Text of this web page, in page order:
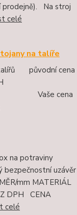
prodejně). Na stroj
celé
na talíře
původní cena
cena
na potraviny
bezpečnostní uzávěr
mm MATERIÁL
DPH CENA
celé